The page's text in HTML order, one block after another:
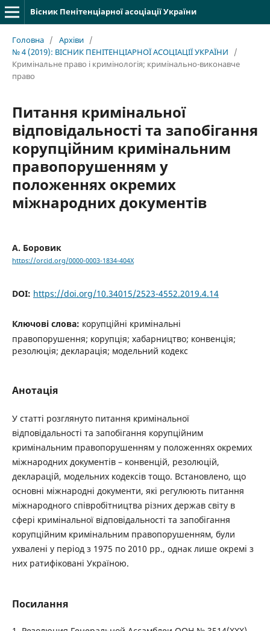
Вісник Пенітенціарної асоціації України
Головна / Архіви /
№ 4 (2019): ВІСНИК ПЕНІТЕНЦІАРНОЇ АСОЦІАЦІЇ УКРАЇНИ
/
Кримінальне право і кримінологія; кримінально-виконавче
право
Питання кримінальної
відповідальності та запобігання
корупційним кримінальним
правопорушенням у
положеннях окремих
міжнародних документів
А. Боровик
https://orcid.org/0000-0003-1834-404X
DOI: https://doi.org/10.34015/2523-4552.2019.4.14
Ключові слова: корупційні кримінальні
правопорушення; корупція; хабарництво; конвенція;
резолюція; декларація; модельний кодекс
Анотація
У статті розглянуто питання кримінальної
відповідальності та запобігання корупційним
кримінальним правопорушенням у положеннях окремих
міжнародних документів – конвенцій, резолюцій,
декларацій, модельних кодексів тощо. Встановлено, що
основні міжнародні документи, які регулюють питання
міжнародного співробітництва різних держав світу в
сфері кримінальної відповідальності та запобігання
корупційним кримінальним правопорушенням, були
ухвалені у період з 1975 по 2010 рр., однак лише окремі з
них ратифіковані Україною.
Посилання